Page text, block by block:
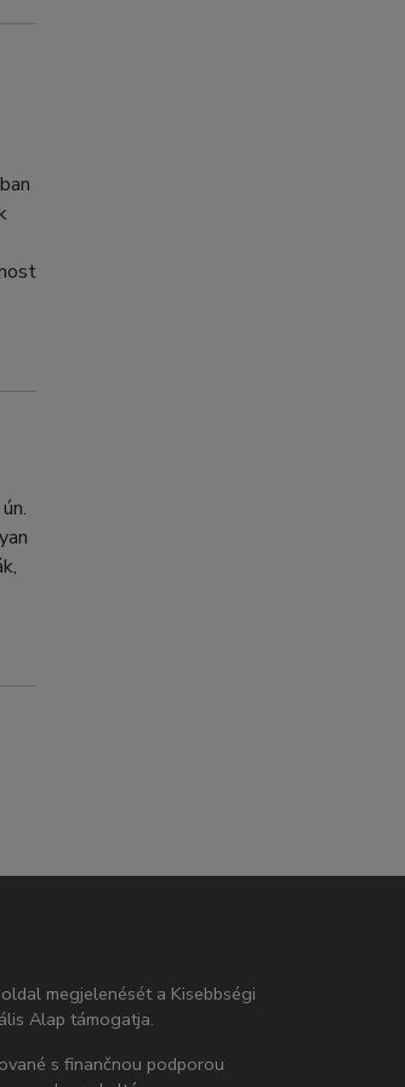
megjelenését a Kisebbségi
Alap támogatja.
s finančnou podporou